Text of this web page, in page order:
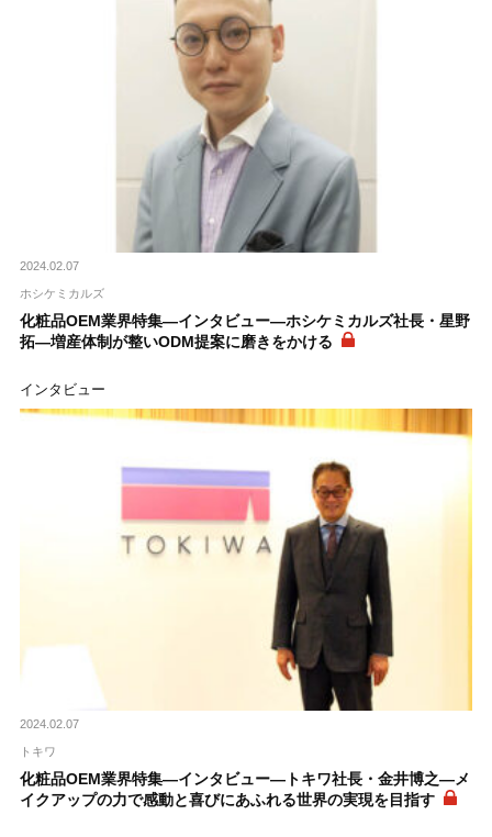
2024.02.07
ホシケミカルズ
化粧品OEM業界特集―インタビュー―ホシケミカルズ社長・星野
拓―増産体制が整いODM提案に磨きをかける
インタビュー
2024.02.07
トキワ
化粧品OEM業界特集―インタビュー―トキワ社長・金井博之―メ
イクアップの力で感動と喜びにあふれる世界の実現を目指す